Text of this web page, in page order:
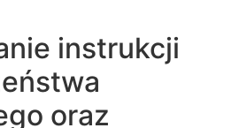
instrukcji
oraz